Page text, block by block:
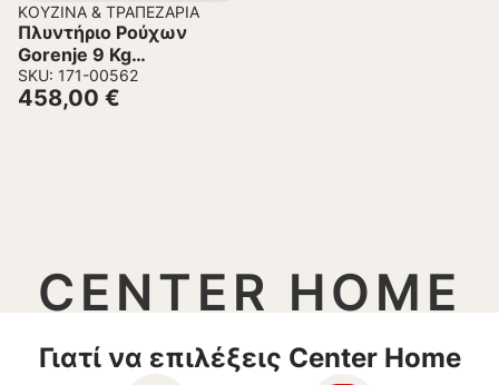
ΚΟΥΖΊΝΑ & ΤΡΑΠΕΖΑΡΊΑ
Πλυντήριο Ρούχων
Gorenje 9 Kg
WNHPI94BS
SKU: 171-00562
458,00 €
CENTER HOME
Γιατί να επιλέξεις Center Home